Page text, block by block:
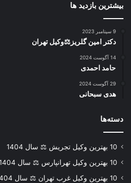
بیشترین بازدید ها
9 سپتامبر 2023
دکتر امین گلریز⚖️وکیل تهران
14 آگوست 2024
حامد احمدی
29 آگوست 2024
هدی سبحانی
دسته‌ها
10 بهترین وکیل تجریش ⚖️ سال 1404
10 بهترین وکیل تهرانپارس ⚖️ سال 1404
10 بهترین وکیل غرب تهران ⚖️ سال 1404